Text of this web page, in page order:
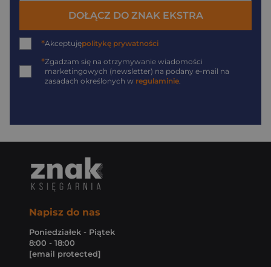
DOŁĄCZ DO ZNAK EKSTRA
*Akceptujępolitykę prywatności
*Zgadzam się na otrzymywanie wiadomości
marketingowych (newsletter) na podany e-mail na
zasadach określonych w regulaminie
Napisz do nas
Poniedziałek - Piątek
8:00 - 18:00
[email protected]